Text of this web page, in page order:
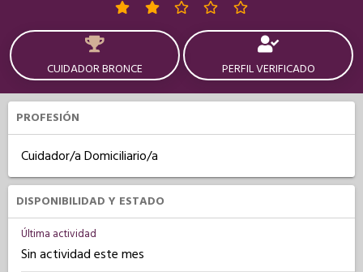
CUIDADOR BRONCE PERFIL VERIFICADO
PROFESIÓN
Cuidador/a Domiciliario/a
DISPONIBILIDAD Y ESTADO
Última actividad
Sin actividad este mes